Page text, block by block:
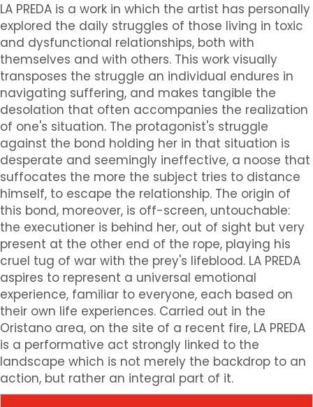
LA PREDA is a work in which the artist has personally
explored the daily struggles of those living in toxic
and dysfunctional relationships, both with
themselves and with others. This work visually
transposes the struggle an individual endures in
navigating suffering, and makes tangible the
desolation that often accompanies the realization
of one's situation. The protagonist's struggle
against the bond holding her in that situation is
desperate and seemingly ineffective, a noose that
suffocates the more the subject tries to distance
himself, to escape the relationship. The origin of
this bond, moreover, is off-screen, untouchable:
the executioner is behind her, out of sight but very
present at the other end of the rope, playing his
cruel tug of war with the prey's lifeblood. LA PREDA
aspires to represent a universal emotional
experience, familiar to everyone, each based on
their own life experiences. Carried out in the
Oristano area, on the site of a recent fire, LA PREDA
is a performative act strongly linked to the
landscape which is not merely the backdrop to an
action, but rather an integral part of it.